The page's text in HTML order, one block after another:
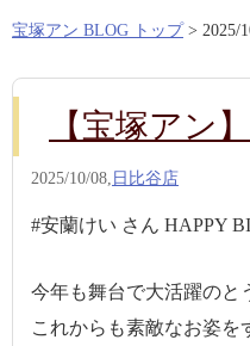
宝塚アン BLOG トップ > 2025/
【宝塚アン
2025/10/08, 日比谷店
#安蘭けい さん HAPPY
今年も舞台で大活躍のと
これからも素敵なお姿を